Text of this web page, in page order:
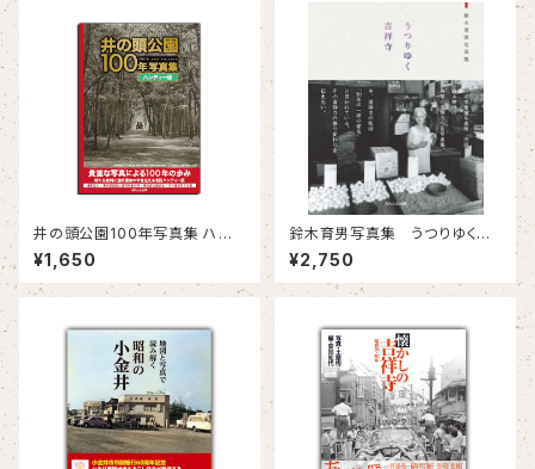
井の頭公園100年写真集 ハン
ディー版
¥1,650
鈴木育男写真集 うつりゆく吉
祥寺
¥2,750